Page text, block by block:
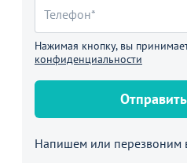
Нажимая кнопку, вы
конфиденциальности
Напишем или перезвоним